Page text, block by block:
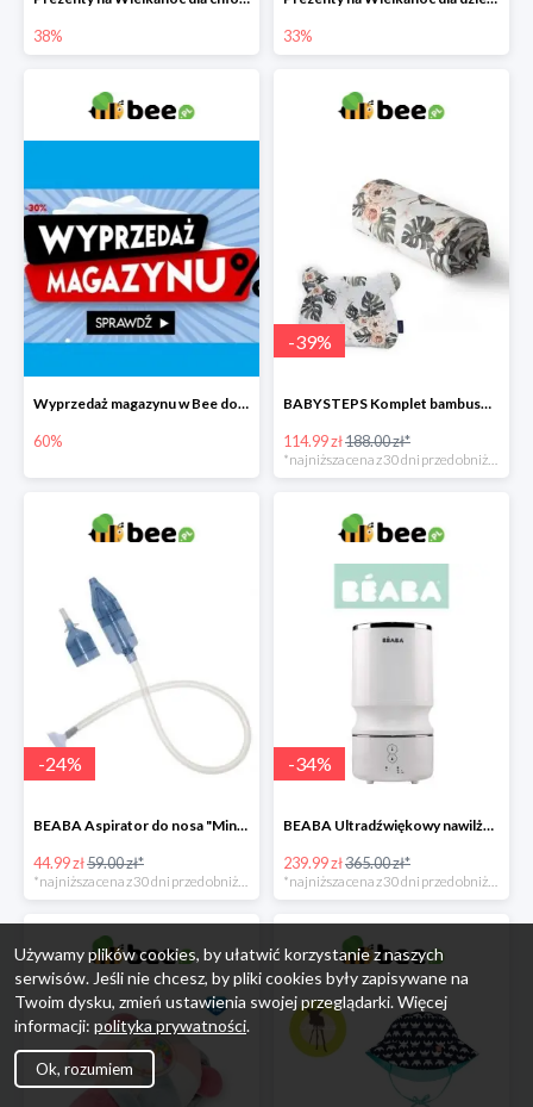
38% 33%
Wyprzedaż magazynu w Bee do -60%
60%
-39%
BABYSTEPS Komplet bambusowy poduszka i otulacz M Pustynne kwiaty -39%
114.99 zł188.00 zł*
-24%
BEABA Aspirator do nosa "Minidoo" -24%
44.99 zł59.00 zł*
*najniższa cena z 30 dni przed obniżką
-34%
BEABA Ultradźwiękowy nawilżacz powietrza White -34%
239.99 zł365.00 zł*
*najniższa cena z 30 dni przed obniżką
Używamy plików cookies, by ułatwić korzystanie z naszych
serwisów. Jeśli nie chcesz, by pliki cookies były zapisywane na
Twoim dysku, zmień ustawienia swojej przeglądarki. Więcej
informacji: polityka prywatności.
Ok, rozumiem